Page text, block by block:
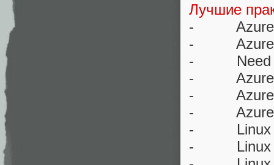
Лучшие
- Azure
- Azure
- Need
- Azure
- Azure
- Azure
- Linux
- Linux